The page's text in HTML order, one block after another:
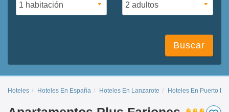
Buscar
Hoteles Hoteles En España Hoteles En Lanzarote Hoteles En Puerto